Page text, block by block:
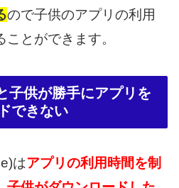
ので子供のアプリの利用
とができます。
子供が勝手にアプリを
できない
はアプリの利用時間を制